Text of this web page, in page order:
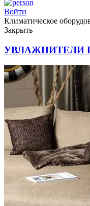
Войти
Климатическое
Закрыть
УВЛАЖНИТЕЛИ